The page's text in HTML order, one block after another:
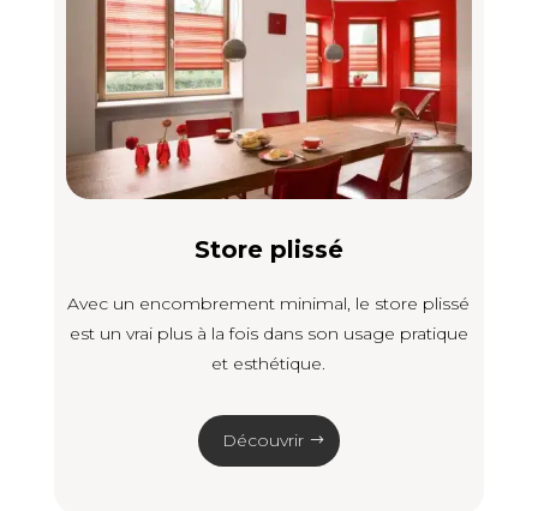
Store plissé
Avec un encombrement minimal, le store plissé
est un vrai plus à la fois dans son usage pratique
et esthétique.
Découvrir